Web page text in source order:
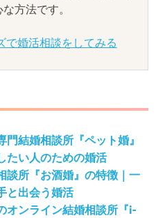
方法です。
で婚活相談をしてみる
結婚相談所『ペット婚』
たい人のための婚活
談所『お酒婚』の特徴｜一
と出会う婚活
オンライン結婚相談所『i-